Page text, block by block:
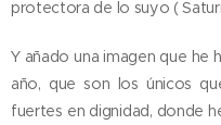
protectora de lo suyo (
Y añado una imagen que he
año, que son los únicos
fuertes en dignidad, donde